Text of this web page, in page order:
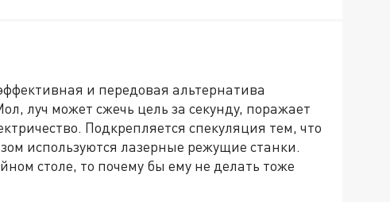
и передовая альтернатива
луч может сжечь цель за секунду, поражает
Подкрепляется спекуляция тем, что
используются лазерные режущие станки.
столе, то почему бы ему не делать тоже